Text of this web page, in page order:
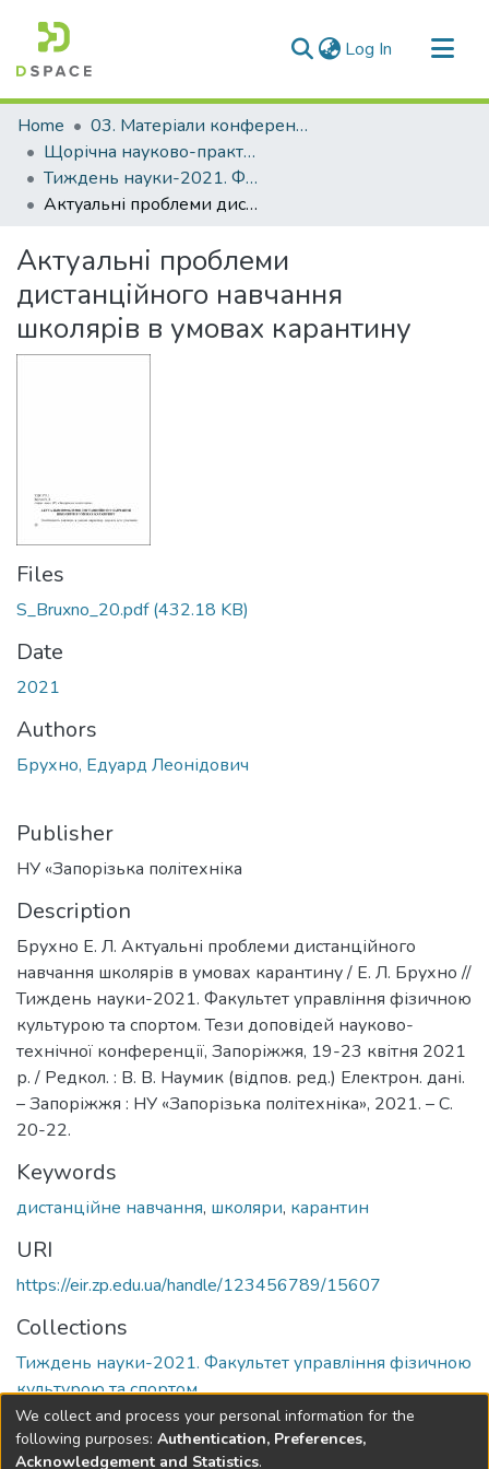
Log In (current)
Communities & Collections
All of DSpace
Statistics
Home
03. Матеріали конференцій та семінарів
Щорічна науково-практична конференція «Тиждень науки»
Тиждень науки-2021. Факультет управління фізичною культурою та спортом
Актуальні проблеми дистанційного навчання школярів в умовах карантину
Актуальні проблеми
дистанційного навчання
школярів в умовах карантину
Files
S_Bruxno_20.pdf(432.18 KB)
Date
2021
Authors
Брухно, Едуард Леонідович
Publisher
НУ «Запорізька політехніка
Description
Брухно Е. Л. Актуальні проблеми дистанційного
навчання школярів в умовах карантину / Е. Л. Брухно //
Тиждень науки-2021. Факультет управління фізичною
культурою та спортом. Тези доповідей науково-
технічної конференції, Запоріжжя, 19-23 квітня 2021
р. / Редкол. : В. В. Наумик (відпов. ред.) Електрон. дані.
– Запоріжжя : НУ «Запорізька політехніка», 2021. – С.
20-22.
Keywords
дистанційне навчання, школяри, карантин
URI
https://eir.zp.edu.ua/handle/123456789/15607
Collections
Тиждень науки-2021. Факультет управління фізичною
культурою та спортом
Full item page
We collect and process your personal information for the
following purposes: Authentication, Preferences,
Acknowledgement and Statistics.